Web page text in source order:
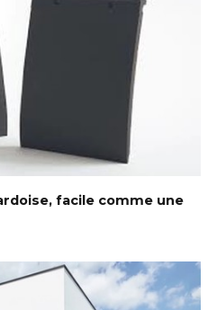
facile comme une